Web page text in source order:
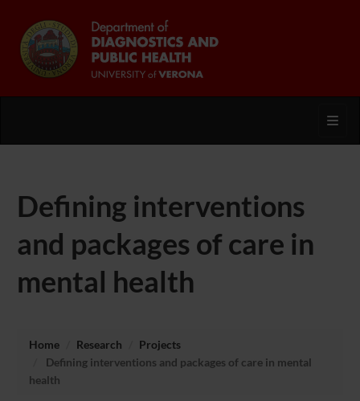
Defining interventions
and packages of care in
mental health
Home Research
Projects
Defining interventions and packages of care in mental
health